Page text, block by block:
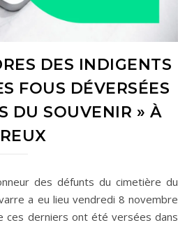
DES INDIGENTS
FOUS DÉVERSÉES
DU SOUVENIR » À
des défunts du cimetière du
a eu lieu vendredi 8 novembre
ces derniers ont été versées dans